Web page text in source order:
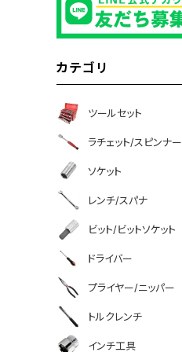
カテゴリ
ツールセット
ラチェット/スピンナー
ソケット
レンチ/スパナ
ビット/ビットソケット
ドライバー
プライヤー/ニッパー
トルクレンチ
インチ工具
facebook
line